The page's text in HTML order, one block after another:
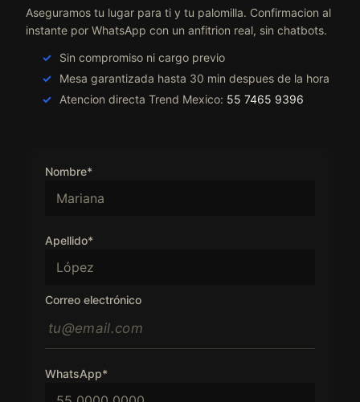
Aseguramos tu lugar para ti y tu palomilla. Confirmacion al
instante por WhatsApp con un anfitrion real, sin chatbots.
Sin compromiso ni cargo previo
Mesa garantizada hasta 30 min despues de la hora
Atencion directa Trend Mexico: 55 7465 9396
Nombre*
Apellido*
Correo electrónico
WhatsApp*